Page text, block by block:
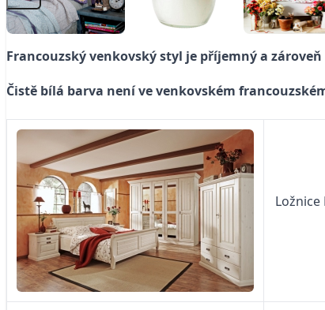
Francouzský venkovský styl je příjemný a
Čistě bílá barva není ve venkovském
Ložnice